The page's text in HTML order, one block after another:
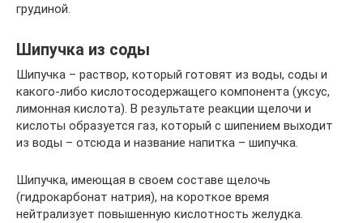
грудиной.
Шипучка из соды
Шипучка – раствор, который готовят из воды, соды и
какого-либо кислотосодержащего компонента (уксус,
лимонная кислота). В результате реакции щелочи и
кислоты образуется газ, который с шипением выходит
из воды – отсюда и название напитка – шипучка.
Шипучка, имеющая в своем составе щелочь
(гидрокарбонат натрия), на короткое время
нейтрализует повышенную кислотность желудка.